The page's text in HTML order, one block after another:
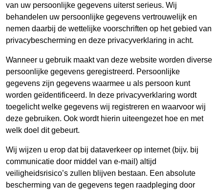
van uw persoonlijke gegevens uiterst serieus. Wij
behandelen uw persoonlijke gegevens vertrouwelijk en
nemen daarbij de wettelijke voorschriften op het gebied van
privacybescherming en deze privacyverklaring in acht.
Wanneer u gebruik maakt van deze website worden diverse
persoonlijke gegevens geregistreerd. Persoonlijke
gegevens zijn gegevens waarmee u als persoon kunt
worden geïdentificeerd. In deze privacyverklaring wordt
toegelicht welke gegevens wij registreren en waarvoor wij
deze gebruiken. Ook wordt hierin uiteengezet hoe en met
welk doel dit gebeurt.
Wij wijzen u erop dat bij dataverkeer op internet (bijv. bij
communicatie door middel van e-mail) altijd
veiligheidsrisico’s zullen blijven bestaan. Een absolute
bescherming van de gegevens tegen raadpleging door